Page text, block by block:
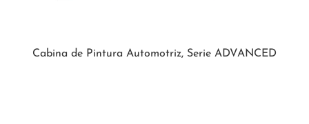
Cabina de Pintura Automotriz, Serie ADVANCED